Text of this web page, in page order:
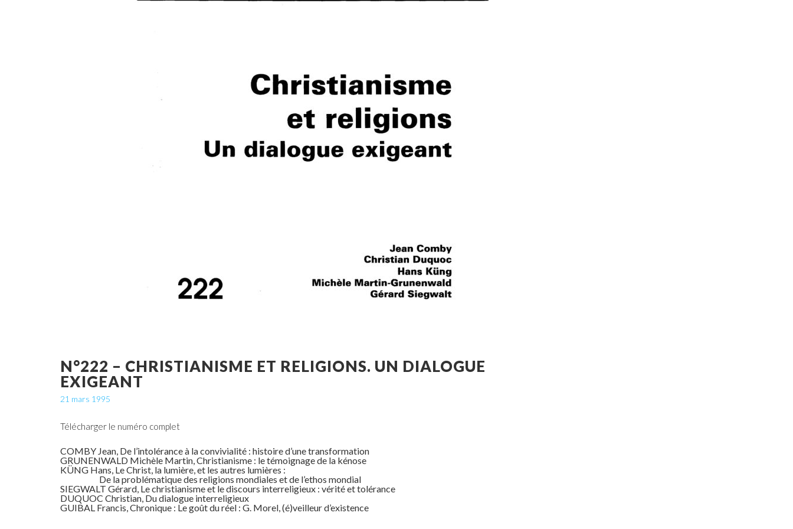
N°222 – CHRISTIANISME ET RELIGIONS. UN DIALOGUE
EXIGEANT
21 mars 1995
Télécharger le numéro complet
COMBY Jean, De l’intolérance à la convivialité : histoire d’une transformation
GRUNENWALD Michèle Martin, Christianisme : le témoignage de la kénose
KÜNG Hans, Le Christ, la lumière, et les autres lumières :
De la problématique des religions mondiales et de l’ethos mondial
SIEGWALT Gérard, Le christianisme et le discours interreligieux : vérité et tolérance
DUQUOC Christian, Du dialogue interreligieux
GUIBAL Francis, Chronique : Le goût du réel : G. Morel, (é)veilleur d’existence